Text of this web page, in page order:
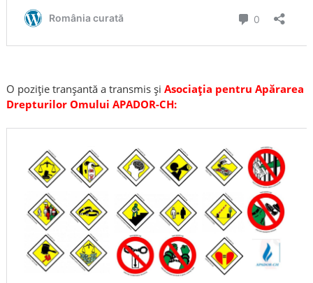
O poziție tranșantă a transmis și Asociația pentru Apărarea
Drepturilor Omului APADOR-CH: